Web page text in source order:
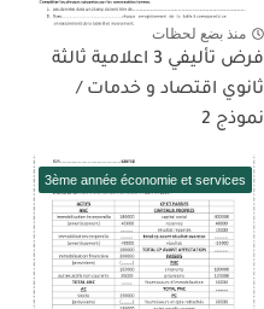
منذ بضع لحظات
فرض تأليفي 3 اعلامية ثالثة
ثانوي اقتصاد و خدمات /
نموذج 2
3ème année économie et services